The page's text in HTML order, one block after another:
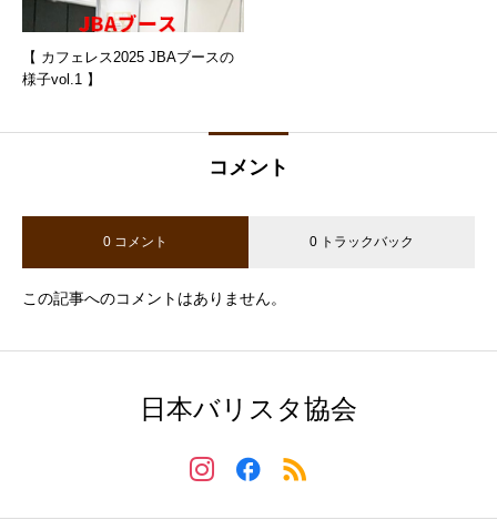
【 カフェレス2025 JBAブースの
様子vol.1 】
コメント
0 コメント 0 トラックバック
この記事へのコメントはありません。
日本バリスタ協会